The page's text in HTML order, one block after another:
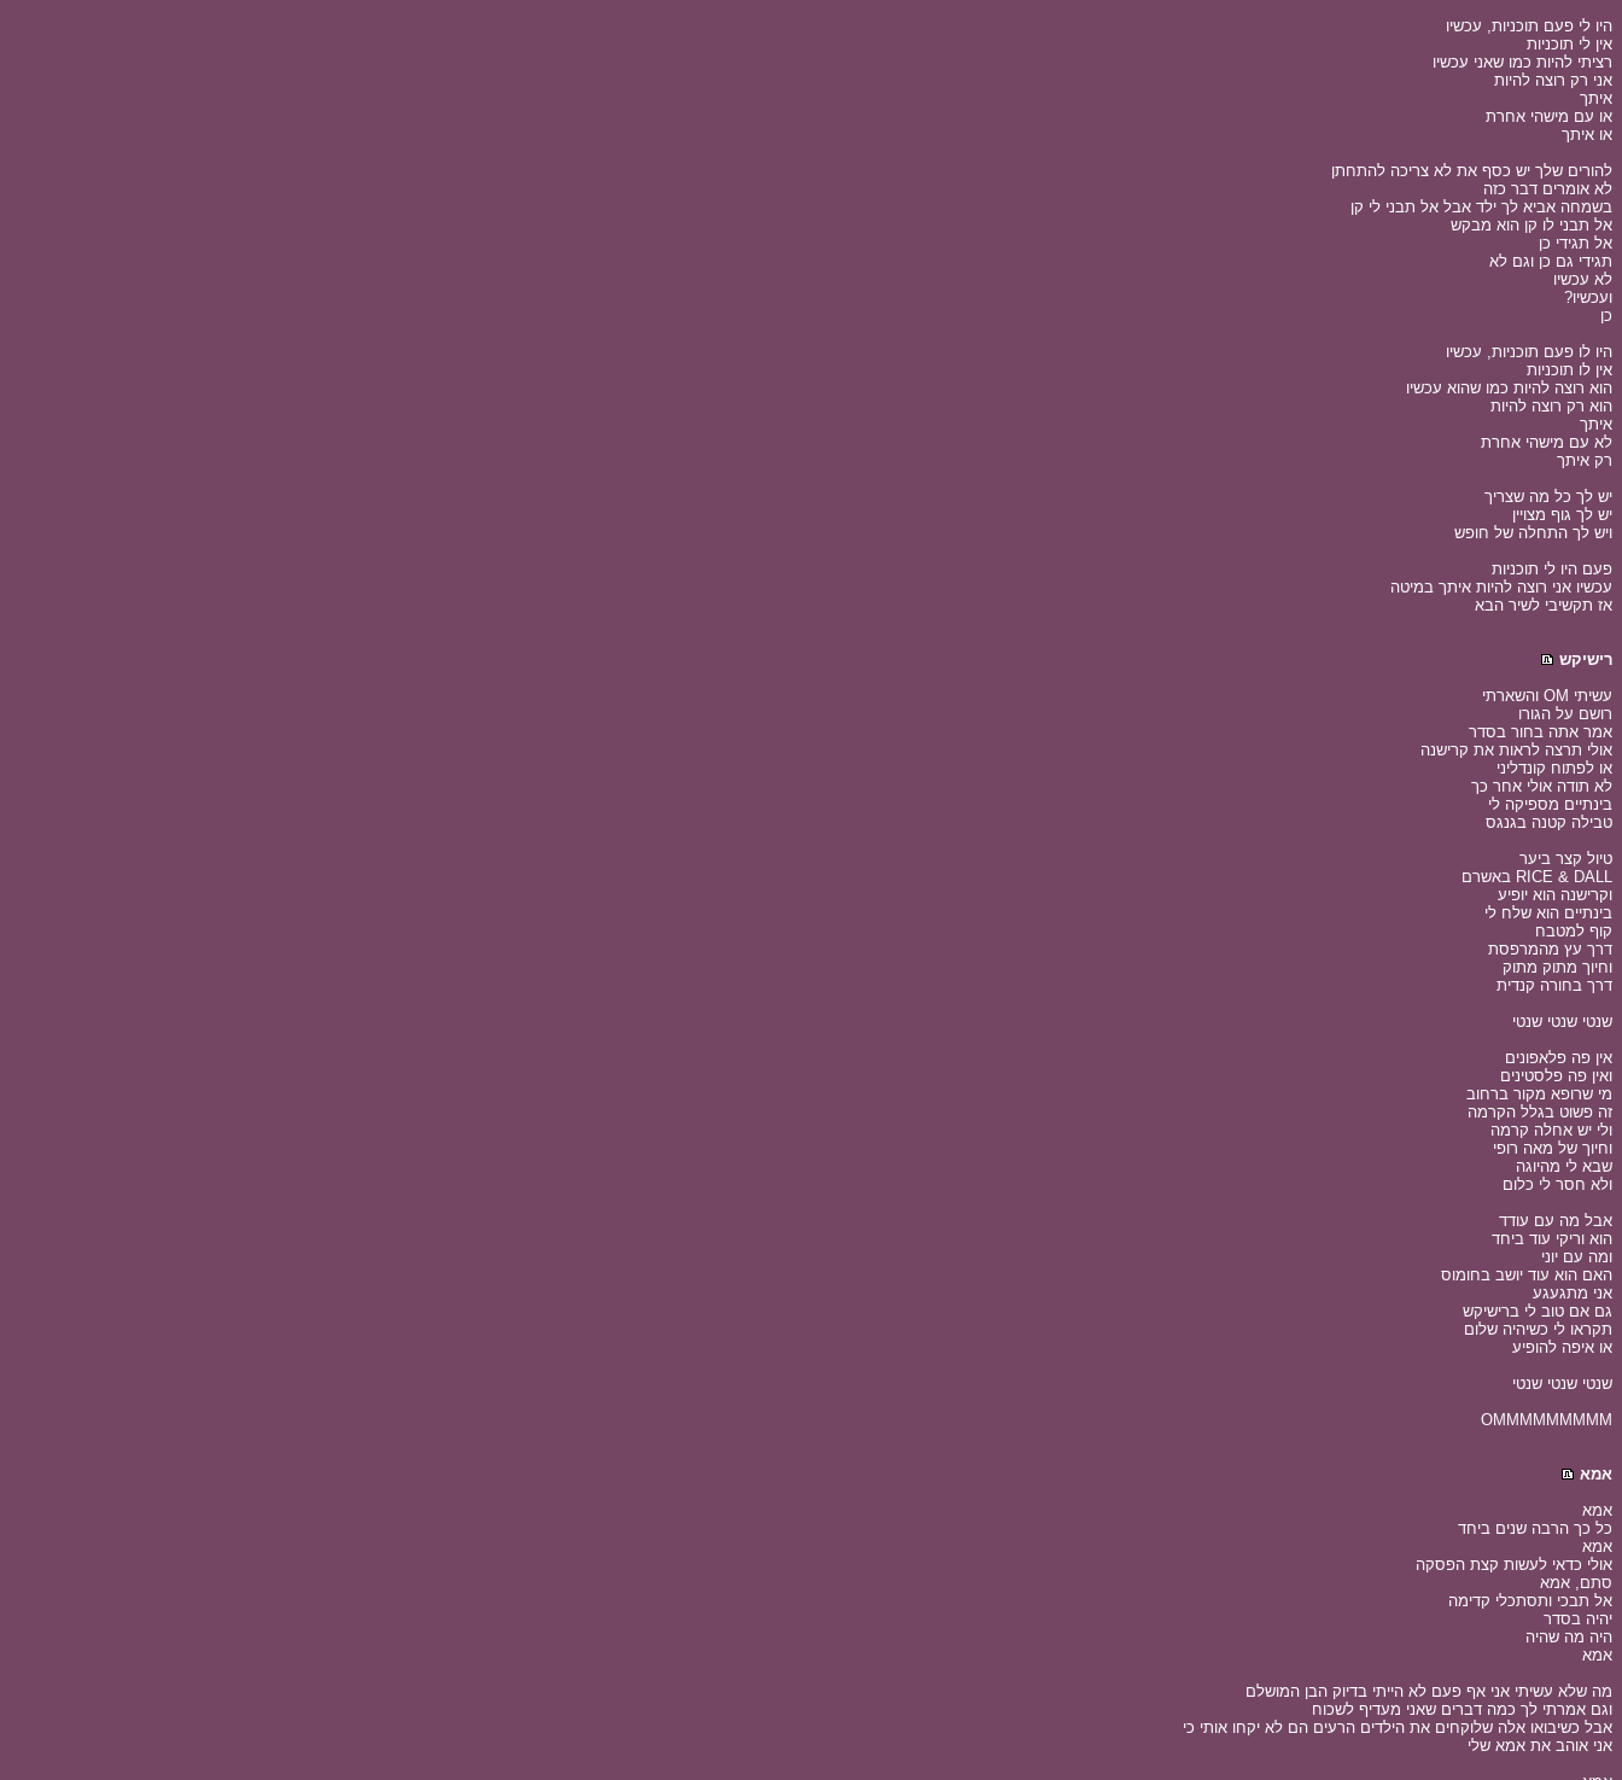
היו לי פעם תוכניות, עכשיו
אין לי תוכניות
רציתי להיות כמו שאני עכשיו
אני רק רוצה להיות
איתך
או עם מישהי אחרת
או איתך
להורים שלך יש כסף את לא צריכה להתחתן
לא אומרים דבר כזה
בשמחה אביא לך ילד אבל אל תבני לי קן
אל תבני לו קן הוא מבקש
אל תגידי כן
תגידי גם כן וגם לא
לא עכשיו
ועכשיו?
כן
היו לו פעם תוכניות, עכשיו
אין לו תוכניות
הוא רוצה להיות כמו שהוא עכשיו
הוא רק רוצה להיות
איתך
לא עם מישהי אחרת
רק איתך
יש לך כל מה שצריך
יש לך גוף מצויין
ויש לך התחלה של חופש
פעם היו לי תוכניות
עכשיו אני רוצה להיות איתך במיטה
אז תקשיבי לשיר הבא
רישיקש
עשיתי OM והשארתי
רושם על הגורו
אמר אתה בחור בסדר
אולי תרצה לראות את קרישנה
או לפתוח קונדליני
לא תודה אולי אחר כך
בינתיים מספיקה לי
טבילה קטנה בגנגס
טיול קצר ביער
RICE & DALL באשרם
וקרישנה הוא יופיע
בינתיים הוא שלח לי
קוף למטבח
דרך עץ מהמרפסת
וחיוך מתוק מתוק
דרך בחורה קנדית
שנטי שנטי שנטי
אין פה פלאפונים
ואין פה פלסטינים
מי שרופא מקור ברחוב
זה פשוט בגלל הקרמה
ולי יש אחלה קרמה
וחיוך של מאה רופי
שבא לי מהיוגה
ולא חסר לי כלום
אבל מה עם עודד
הוא וריקי עוד ביחד
ומה עם יוני
האם הוא עוד יושב בחומוס
אני מתגעגע
גם אם טוב לי ברישיקש
תקראו לי כשיהיה שלום
או איפה להופיע
שנטי שנטי שנטי
OMMMMMMMMM
אמא
אמא
כל כך הרבה שנים ביחד
אמא
אולי כדאי לעשות קצת הפסקה
סתם, אמא
אל תבכי ותסתכלי קדימה
יהיה בסדר
היה מה שהיה
אמא
מה שלא עשיתי אני אף פעם לא הייתי בדיוק הבן המושלם
וגם אמרתי לך כמה דברים שאני מעדיף לשכוח
אבל כשיבואו אלה שלוקחים את הילדים הרעים הם לא יקחו אותי כי
אני אוהב את אמא שלי